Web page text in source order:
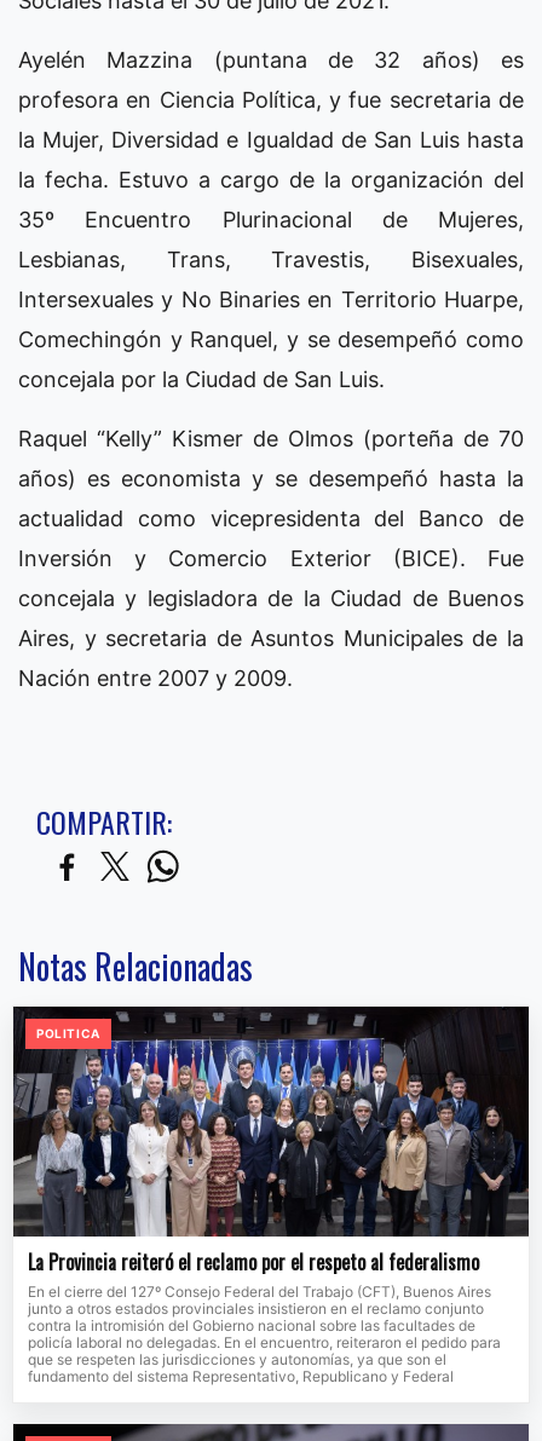
Ayelén Mazzina (puntana de 32 años) es
profesora en Ciencia Política, y fue secretaria de
la Mujer, Diversidad e Igualdad de San Luis hasta
la fecha. Estuvo a cargo de la organización del
35º Encuentro Plurinacional de Mujeres,
Lesbianas, Trans, Travestis, Bisexuales,
Intersexuales y No Binaries en Territorio Huarpe,
Comechingón y Ranquel, y se desempeñó como
concejala por la Ciudad de San Luis.
Raquel “Kelly” Kismer de Olmos (porteña de 70
años) es economista y se desempeñó hasta la
actualidad como vicepresidenta del Banco de
Inversión y Comercio Exterior (BICE). Fue
concejala y legisladora de la Ciudad de Buenos
Aires, y secretaria de Asuntos Municipales de la
Nación entre 2007 y 2009.
COMPARTIR:
Notas Relacionadas
POLITICA
La Provincia reiteró el reclamo por el respeto al federalismo
En el cierre del 127º Consejo Federal del Trabajo (CFT), Buenos Aires
junto a otros estados provinciales insistieron en el reclamo conjunto
contra la intromisión del Gobierno nacional sobre las facultades de
policía laboral no delegadas. En el encuentro, reiteraron el pedido para
que se respeten las jurisdicciones y autonomías, ya que son el
fundamento del sistema Representativo, Republicano y Federal